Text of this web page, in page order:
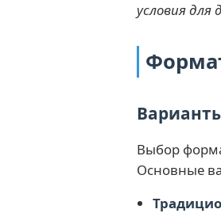
условия для
Выбор
Основные